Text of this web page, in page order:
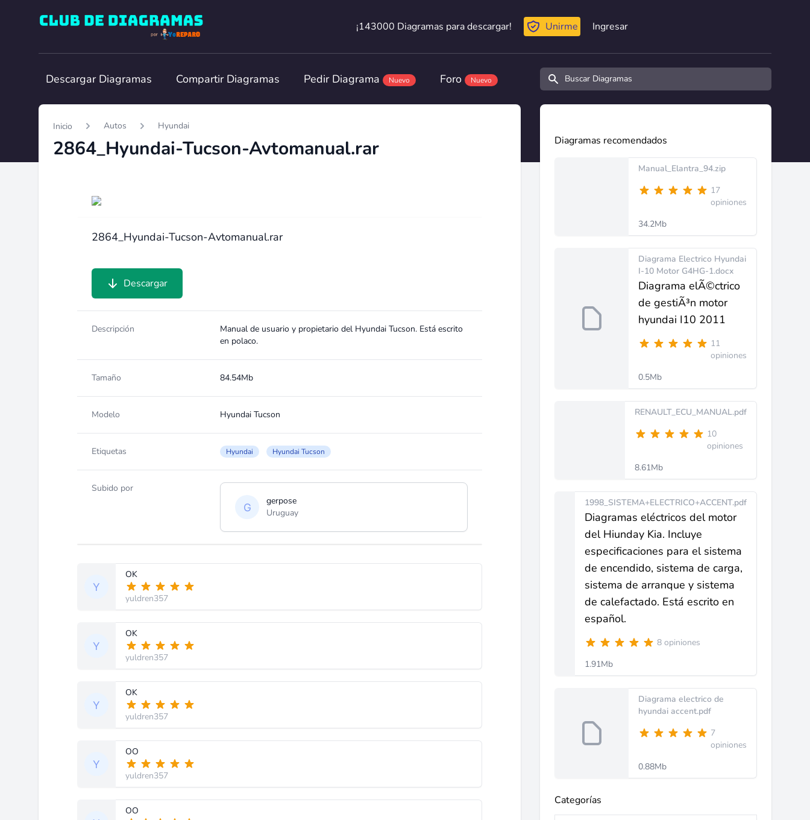
Club de Diagramas
¡143000 Diagramas para descargar!
¡143000 Diagramas para descargar! Unirme Ingresar
Descargar Diagramas Compartir Diagramas Pedir Diagrama Nuevo Foro Nuevo Buscar diagramas y manuales
Inicio Autos Hyundai
2864_Hyundai-Tucson-Avtomanual.rar
2864_Hyundai-Tucson-Avtomanual.rar
Descargar
Descripción
Manual de usuario y propietario del Hyundai Tucson. Está escrito
en polaco.
Tamaño 84.54Mb
Modelo Hyundai Tucson
Etiquetas Hyundai Hyundai Tucson
Subido por
gerpose
Uruguay
OK
yuldren357
OK
yuldren357
OK
yuldren357
OO
yuldren357
OO
Diagramas recomendados
Manual_Elantra_94.zip
17
opiniones
34.2Mb
Diagrama Electrico Hyundai
I-10 Motor G4HG-1.docx
Diagrama elÃ©ctrico
de gestiÃ³n motor
hyundai I10 2011
11
opiniones
0.5Mb
RENAULT_ECU_MANUAL.pdf
10
opiniones
8.61Mb
1998_SISTEMA+ELECTRICO+ACCENT.pdf
Diagramas eléctricos del motor
del Hiunday Kia. Incluye
especificaciones para el sistema
de encendido, sistema de carga,
sistema de arranque y sistema
de calefactado. Está escrito en
español.
8 opiniones
1.91Mb
Diagrama electrico de
hyundai accent.pdf
7
opiniones
0.88Mb
Categorías